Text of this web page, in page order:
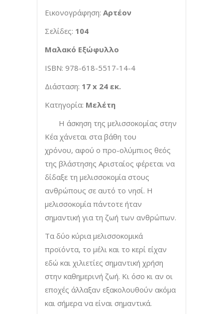
Εικονογράφηση: Αρτέον
Σελίδες: 104
Μαλακό Εξώφυλλο
ISBN: 978-618-5517-14-4
Διάσταση: 17 x 24 εκ.
Kατηγορία: Μελέτη
Η άσκηση της μελισσοκομίας στην
Κέα χάνεται στα βάθη του
χρόνου, αφού ο προ-ολύμπιος θεός
της βλάστησης Αρισταίος φέρεται να
δίδαξε τη μελισσοκομία στους
ανθρώπους σε αυτό το νησί. Η
μελισσοκομία πάντοτε ήταν
σημαντική για τη ζωή των ανθρώπων.
Τα δύο κύρια μελισσοκομικά
προϊόντα, το μέλι και το κερί είχαν
εδώ και χιλιετίες σημαντική χρήση
στην καθημερινή ζωή. Κι όσο κι αν οι
εποχές άλλαξαν εξακολουθούν ακόμα
και σήμερα να είναι σημαντικά.